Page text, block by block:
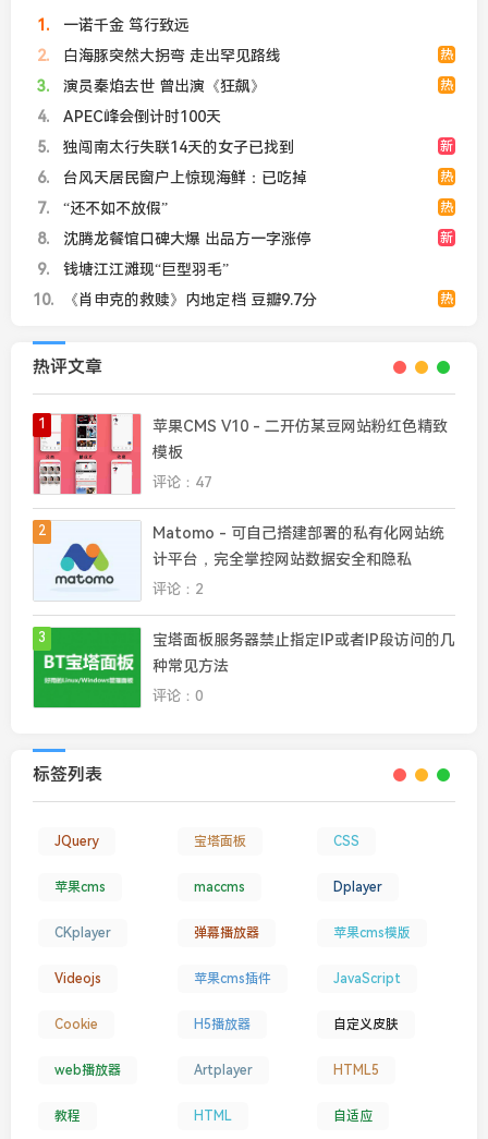
1
一诺千金 笃行致远
2
热
白海豚突然大拐弯 走出罕见路线
3
热
演员秦焰去世 曾出演《狂飙》
4
APEC峰会倒计时100天
5
新
独闯南太行失联14天的女子已找到
6
热
台风天居民窗户上惊现海鲜：已吃掉
7
热
“还不如不放假”
8
新
沈腾龙餐馆口碑大爆 出品方一字涨停
9
钱塘江江滩现“巨型羽毛”
10
热
《肖申克的救赎》内地定档 豆瓣9.7分
热评文章
1
苹果CMS V10 - 二开仿某豆网站粉红色精致
模板
评论：47
2
Matomo - 可自己搭建部署的私有化网站统
计平台，完全掌控网站数据安全和隐私
评论：2
3
宝塔面板服务器禁止指定IP或者IP段访问的几
种常见方法
评论：0
标签列表
JQuery 宝塔面板 CSS
苹果cms maccms Dplayer
CKplayer 弹幕播放器 苹果cms模版
Videojs 苹果cms插件 JavaScript
Cookie H5播放器 自定义皮肤
web播放器 Artplayer HTML5
教程 HTML 自适应